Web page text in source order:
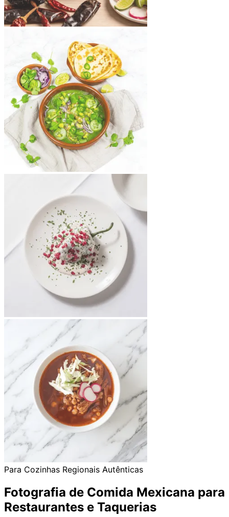
Para Cozinhas Regionais Autênticas
Fotografia de Comida Mexicana para
Restaurantes e Taquerias